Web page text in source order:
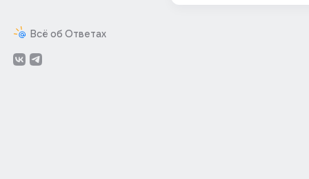
Всё об Ответах